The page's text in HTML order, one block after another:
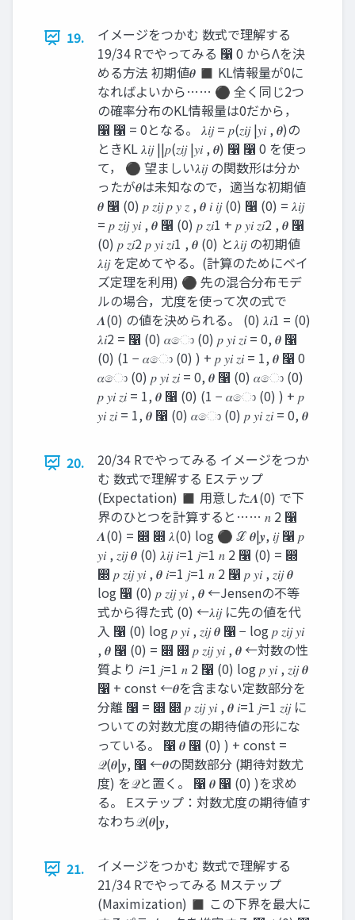
19.
イメージをつかむ 数式で理解する
19/34 Rでやってみる ෡ 0 からΛを決
める方法 初期値𝜽 ◼ KL情報量が0に
なればよいから…… ⚫ 全く同じ2つ
の確率分布のKL情報量は0だから，
෡ ෡ = 0となる。 𝜆𝑖𝑗 = 𝑝(𝑧𝑖𝑗 |𝑦𝑖 , 𝜽)の
ときKL 𝜆𝑖𝑗 ||𝑝(𝑧𝑖𝑗 |𝑦𝑖 , 𝜽) ෡ ෡ 0 を使っ
て， ⚫ 望ましい𝜆𝑖𝑗 の関数形は分か
ったが𝜽は未知なので，適当な初期値
𝜽 ෡ (0) 𝑝 𝑧𝑖𝑗 𝑝 𝑦 𝑧 , 𝜽 𝑖 𝑖𝑗 (0) ෡ (0) = 𝜆𝑖𝑗
= 𝑝 𝑧𝑖𝑗 𝑦𝑖 , 𝜽 ෡ (0) 𝑝 𝑧𝑖1 + 𝑝 𝑦𝑖 𝑧𝑖2 , 𝜽 ෡
(0) 𝑝 𝑧𝑖2 𝑝 𝑦𝑖 𝑧𝑖1 , 𝜽 (0) と𝜆𝑖𝑗 の初期値
𝜆𝑖𝑗 を定めてやる。(計算のためにベイ
ズ定理を利用) ⚫ 先の混合分布モデ
ルの場合，尤度を使って次の式で
𝜦(0) の値を決められる。 (0) 𝜆𝑖1 = (0)
𝜆𝑖2 = ෡ (0) 𝛼ො (0) 𝑝 𝑦𝑖 𝑧𝑖 = 0, 𝜽 ෡
(0) (1 − 𝛼ො (0) ) + 𝑝 𝑦𝑖 𝑧𝑖 = 1, 𝜽 ෡ 0
𝛼ො (0) 𝑝 𝑦𝑖 𝑧𝑖 = 0, 𝜽 ෡ (0) 𝛼ො (0)
𝑝 𝑦𝑖 𝑧𝑖 = 1, 𝜽 ෡ (0) (1 − 𝛼ො (0) ) + 𝑝
𝑦𝑖 𝑧𝑖 = 1, 𝜽 ෡ (0) 𝛼ො (0) 𝑝 𝑦𝑖 𝑧𝑖 = 0, 𝜽
20.
20/34 Rでやってみる イメージをつか
む 数式で理解する Eステップ
(Expectation) ◼ 用意した𝜦(0) で下
界のひとつを計算すると…… 𝑛 2 ෡
𝜦(0) = ෍ ෍ 𝜆(0) log ⚫ ℒ 𝜽|𝒚, 𝑖𝑗 ෡ 𝑝
𝑦𝑖 , 𝑧𝑖𝑗 𝜽 (0) 𝜆𝑖𝑗 𝑖=1 𝑗=1 𝑛 2 ෡ (0) = ෍
෍ 𝑝 𝑧𝑖𝑗 𝑦𝑖 , 𝜽 𝑖=1 𝑗=1 𝑛 2 ෡ 𝑝 𝑦𝑖 , 𝑧𝑖𝑗 𝜽
log ෡ (0) 𝑝 𝑧𝑖𝑗 𝑦𝑖 , 𝜽 ←Jensenの不等
式から得た式 (0) ←𝜆𝑖𝑗 に先の値を代
入 ෡ (0) log 𝑝 𝑦𝑖 , 𝑧𝑖𝑗 𝜽 ෡ − log 𝑝 𝑧𝑖𝑗 𝑦𝑖
, 𝜽 ෡ (0) = ෍ ෍ 𝑝 𝑧𝑖𝑗 𝑦𝑖 , 𝜽 ←対数の性
質より 𝑖=1 𝑗=1 𝑛 2 ෡ (0) log 𝑝 𝑦𝑖 , 𝑧𝑖𝑗 𝜽
෡ + const ←𝜽を含まない定数部分を
分離 ෡ = ෍ ෍ 𝑝 𝑧𝑖𝑗 𝑦𝑖 , 𝜽 𝑖=1 𝑗=1 𝑧𝑖𝑗 に
ついての対数尤度の期待値の形にな
っている。 ෡ 𝜽 ෡ (0) ) + const =
𝒬(𝜽|𝒚, ෡ ←𝜽の関数部分 (期待対数尤
度) を𝒬と置く。 ෡ 𝜽 ෡ (0) )を求め
る。 Eステップ：対数尤度の期待値す
なわち𝒬(𝜽|𝒚,
21.
イメージをつかむ 数式で理解する
21/34 Rでやってみる Mステップ
(Maximization) ◼ この下界を最大に